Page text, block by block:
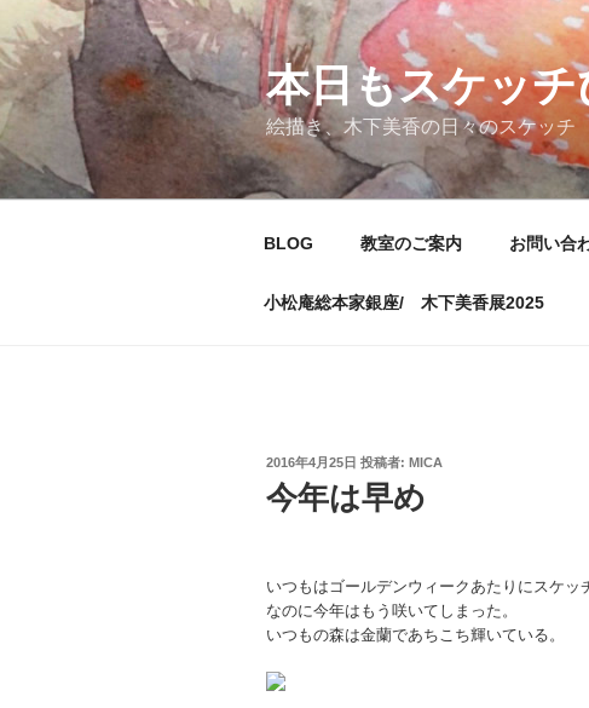
ン
テ
ン
ツ
へ
本日もスケッ
絵描き、木下美香の日々のスケッチ
BLOG 教室のご案内 お問い合
小松庵総本家銀座/ 木下美香展2025
投
日:
2016年4月25日 投稿者: MICA
今年は早め
いつもはゴールデンウィークあたりにスケッ
なのに今年はもう咲いてしまった。
いつもの森は金蘭であちこち輝いている。